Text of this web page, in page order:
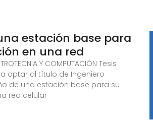
estación base para
en una red
Y COMPUTACIÓN Tesis
optar al título de Ingeniero
de una estación base para su
red celular